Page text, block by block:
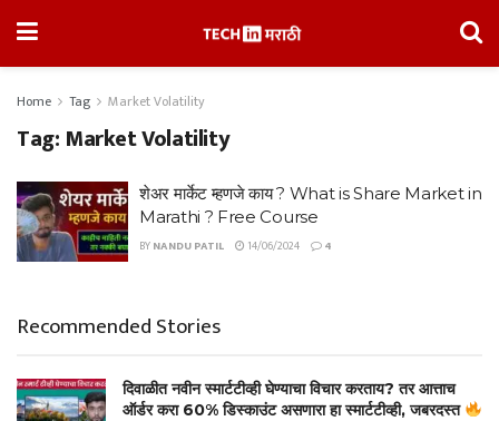
Home Tag Market Volatility
Tag: Market Volatility
शेअर मार्केट म्हणजे काय ? What is Share Market in
Marathi ? Free Course
BYNANDU PATIL 14/06/2024 4
Recommended Stories
दिवाळीत नवीन स्मार्टटीव्ही घेण्याचा विचार करताय? तर आत्ताच
ऑर्डर करा 60% डिस्काउंट असणारा हा स्मार्टटीव्ही, जबरदस्त